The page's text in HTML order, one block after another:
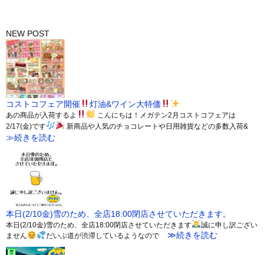
NEW POST
コストコフェア開催 灯油&ワイン大特価
あの商品が入荷するよ
こんにちは！メガテン2月コストコフェアは
2/17(金)です
新商品や人気のチョコレートや日用雑貨などの多数入荷&
≫続きを読む
本日(2/10金)雪のため、全店18:00閉店させていただきます。
本日(2/10金)雪のため、全店18:00閉店させていただきます
誠に申し訳ござい
ません
だいぶ道が渋滞しているようなので≫続きを読む